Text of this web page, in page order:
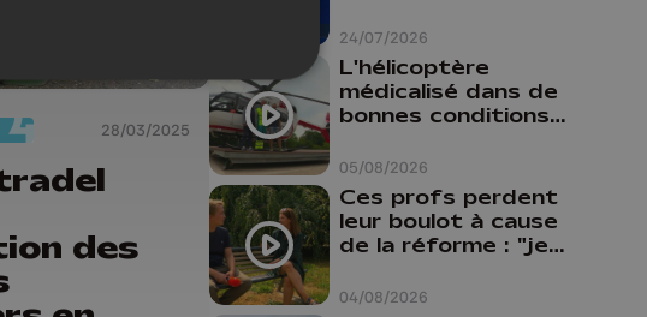
28/03/2025
des
24/07/2026
05/08/2026
L'hélicoptère
médicalisé dans de
bonnes conditions à
04/08/2026
Ces profs perdent
leur boulot à cause
de la réforme : "je
comme prof que